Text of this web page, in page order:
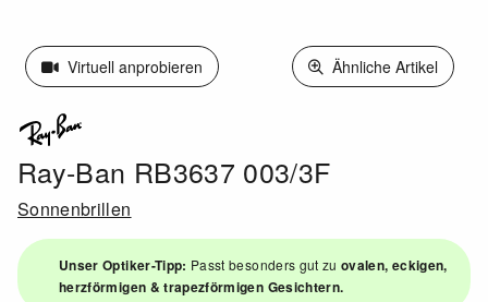
Virtuell anprobieren Ähnliche Artikel
Ray-Ban RB3637 003/3F
Sonnenbrillen
Unser Optiker-Tipp: Passt besonders gut zuovalen, eckigen,
herzförmigen & trapezförmigen Gesichtern.